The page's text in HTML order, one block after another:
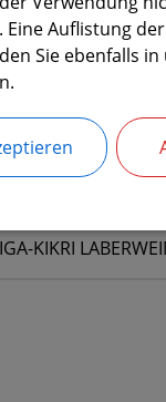
KIKRI
KIKRI
KIKRI
Eine Auflistung
Sie ebenfalls